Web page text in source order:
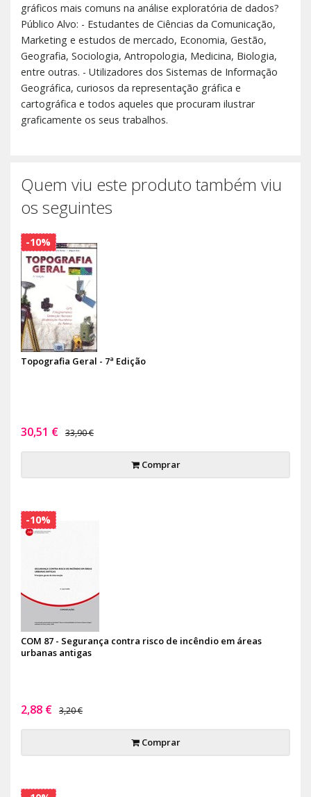
gráficos mais comuns na análise exploratória de dados?
Público Alvo: - Estudantes de Ciências da Comunicação,
Marketing e estudos de mercado, Economia, Gestão,
Geografia, Sociologia, Antropologia, Medicina, Biologia,
entre outras. - Utilizadores dos Sistemas de Informação
Geográfica, curiosos da representação gráfica e
cartográfica e todos aqueles que procuram ilustrar
graficamente os seus trabalhos.
Quem viu este produto também viu
os seguintes
Topografia Geral - 7ª Edição
30,51 € 33,90 €
Comprar
-10%
COM 87 - Segurança contra risco de incêndio em áreas
urbanas antigas
2,88 € 3,20 €
Comprar
-10%